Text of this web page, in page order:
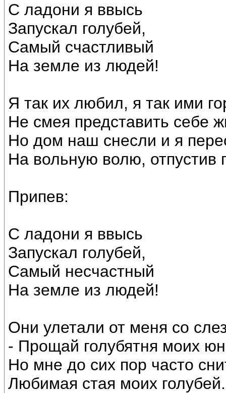
С ладони я ввысь
Запускал голубей,
Самый счастливый
На земле из людей!
Я так их любил, я так ими
Не смея представить себе
Но дом наш снесли и я
На вольную волю, отпустив
Припев:
С ладони я ввысь
Запускал голубей,
Самый несчастный
На земле из людей!
Они улетали от меня со
- Прощай голубятня моих
Но мне до сих пор часто
Любимая стая моих голубей.